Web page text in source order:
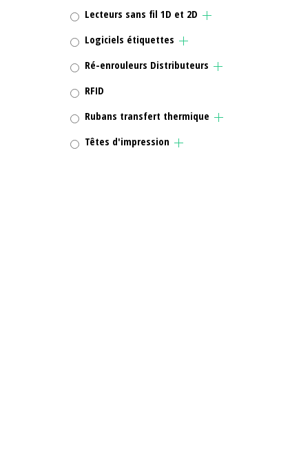
Lecteurs sans fil 1D et 2D
Logiciels étiquettes
Ré-enrouleurs Distributeurs
RFID
Rubans transfert thermique
Têtes d'impression